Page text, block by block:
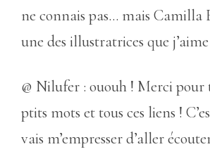
ne connais pas… mais Camilla
une des illustratrices que
@ Nilufer : ououh ! Merci pour
ptits mots et tous ces liens !
vais m’empresser d’aller